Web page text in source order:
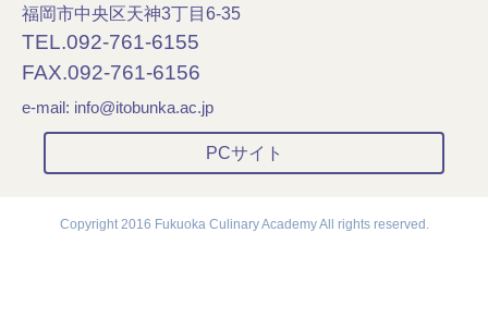
福岡市中央区天神3丁目6-35
TEL.092-761-6155
FAX.092-761-6156
e-mail: info@itobunka.ac.jp
PCサイト
Copyright 2016 Fukuoka Culinary Academy All rights reserved.